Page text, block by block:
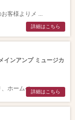
客様よりメ ...
詳細はこちら
インアンプ ミュージカ
ホームペー ...詳細はこちら